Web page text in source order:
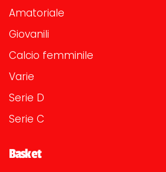
Amatoriale
Giovanili
Calcio femminile
Varie
Serie D
Serie C
Basket